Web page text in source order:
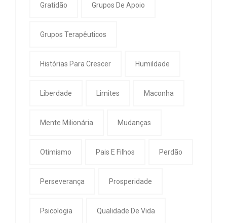
Gratidão Grupos De Apoio
Grupos Terapêuticos
Histórias Para Crescer Humildade
Liberdade Limites Maconha
Mente Milionária Mudanças
Otimismo Pais E Filhos Perdão
Perseverança Prosperidade
Psicologia Qualidade De Vida